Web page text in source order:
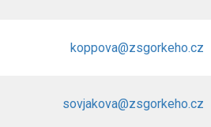
koppova@zsgorkeho.cz
sovjakova@zsgorkeho.cz